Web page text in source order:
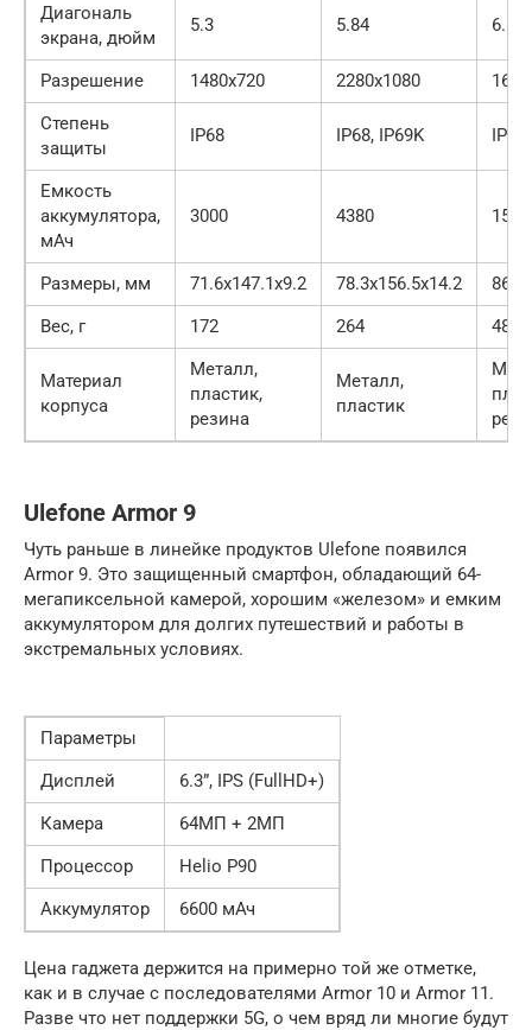
Диагональ
экрана, дюйм
5.3 5.84 6.52
Разрешение 1480х720 2280х1080
Степень
защиты
IP68 IP68, IP69K IP68
Емкость
аккумулятора,
мАч
3000 4380
Размеры, мм 71.6х147.1х9.2 78.3х156.5х14.2
Вес, г
172 264 485
Материал
корпуса
Металл,
пластик,
резина
Металл,
пластик
Ulefone Armor 9
Чуть раньше в линейке продуктов Ulefone появился
Armor 9. Это защищенный смартфон, обладающий 64-
мегапиксельной камерой, хорошим «железом» и емким
аккумулятором для долгих путешествий и работы в
экстремальных условиях.
Параметры
Дисплей
6.3”, IPS (FullHD+)
Камера
64МП + 2МП
Процессор
Helio P90
Аккумулятор
6600 мАч
Цена гаджета держится на примерно той же отметке,
как и в случае с последователями Armor 10 и Armor 11.
Разве что нет поддержки 5G, о чем вряд ли многие будут